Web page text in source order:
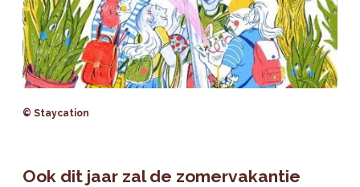
© Staycation
Ook dit jaar zal de zomervakantie